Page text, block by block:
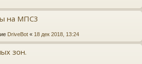
на МПС3
DriveBot « 18 дек 2018, 13:24
зон.